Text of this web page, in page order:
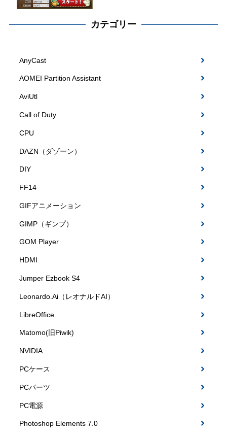
カテゴリー
AnyCast
AOMEI Partition Assistant
AviUtl
Call of Duty
CPU
DAZN（ダゾーン）
DIY
FF14
GIFアニメーション
GIMP（ギンプ）
GOM Player
HDMI
Jumper Ezbook S4
Leonardo.Ai（レオナルドAI）
LibreOffice
Matomo(旧Piwik)
NVIDIA
PCケース
PCパーツ
PC電源
Photoshop Elements 7.0